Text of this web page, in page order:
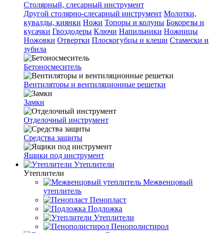
Столярный, слесарный инструмент
Другой столярно-слесарный инструмент Молотки,
кувалды, киянки Ножи Топоры и колуны Бокорезы и
кусачки Гвоздодеры Ключи Напильники Ножницы
Ножовки Отвертки Плоскогубцы и клещи Стамески и
зубила
Бетоносмеситель
Вентиляторы и вентиляционные решетки
Замки
Отделочный инструмент
Средства защиты
Ящики под инструмент
Утеплители
Утеплители
Межвенцовый
утеплитель
Пенопласт
Подложка
Утеплители
Пенополистирол